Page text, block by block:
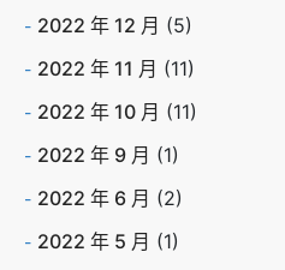
2022 年 12 月 (5)
2022 年 11 月 (11)
2022 年 10 月 (11)
2022 年 9 月 (1)
2022 年 6 月 (2)
2022 年 5 月 (1)